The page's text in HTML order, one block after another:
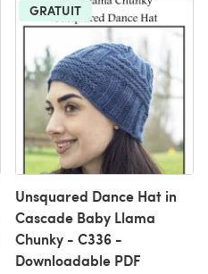
GRATUIT
Unsquared Dance Hat in
Cascade Baby Llama
Chunky - C336 -
Downloadable PDF